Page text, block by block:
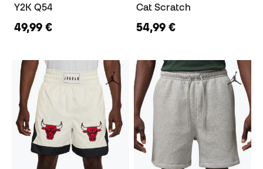
Y2K Q54
49,99 €
Cat Scratch
54,99 €